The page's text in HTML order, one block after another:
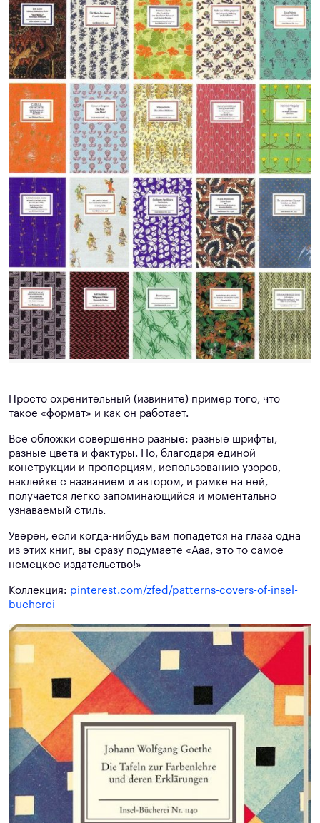
Просто охренительный (извините) пример того, что
такое «формат» и как он работает.
Все обложки совершенно разные: разные шрифты,
разные цвета и фактуры. Но, благодаря единой
конструкции и пропорциям, использованию узоров,
наклейке с названием и автором, и рамке на ней,
получается легко запоминающийся и моментально
узнаваемый стиль.
Уверен, если когда-нибудь вам попадется на глаза одна
из этих книг, вы сразу подумаете «Ааа, это то самое
немецкое издательство!»
Коллекция: pinterest.com/zfed/patterns-covers-of-insel-
bucherei